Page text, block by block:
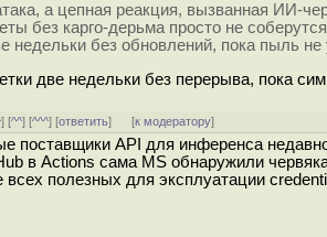
а цепная реакция, вызванная ИИ-
без карго-дерьма просто не
без обновлений, пока пыль не
две недельки без перерыва, пока
] [^^] [^^^] [ответить] [к модератору]
поставщики API для инференса
в Actions сама MS обнаружили
полезных для эксплуатации